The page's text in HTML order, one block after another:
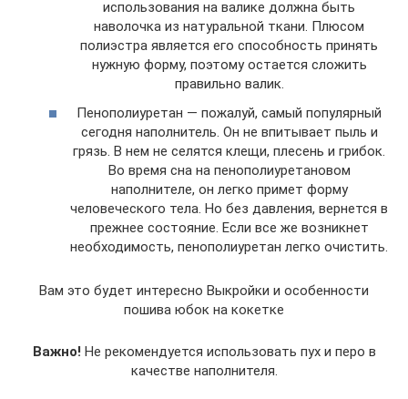
использования на валике должна быть
наволочка из натуральной ткани. Плюсом
полиэстра является его способность принять
нужную форму, поэтому остается сложить
правильно валик.
Пенополиуретан — пожалуй, самый популярный
сегодня наполнитель. Он не впитывает пыль и
грязь. В нем не селятся клещи, плесень и грибок.
Во время сна на пенополиуретановом
наполнителе, он легко примет форму
человеческого тела. Но без давления, вернется в
прежнее состояние. Если все же возникнет
необходимость, пенополиуретан легко очистить.
Вам это будет интересно Выкройки и особенности
пошива юбок на кокетке
Важно! Не рекомендуется использовать пух и перо в
качестве наполнителя.